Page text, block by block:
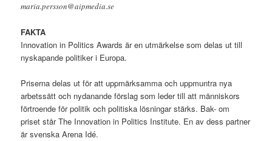
maria.persson@aipmedia.se
FAKTA
Innovation in Politics Awards är en utmärkelse som delas ut till
nyskapande politiker i Europa.
Priserna delas ut för att uppmärksamma och uppmuntra nya
arbetssätt och nydanande förslag som leder till att människors
förtroende för politik och politiska lösningar stärks. Bak- om
priset står The Innovation in Politics Institute. En av dess partner
är svenska Arena Idé.